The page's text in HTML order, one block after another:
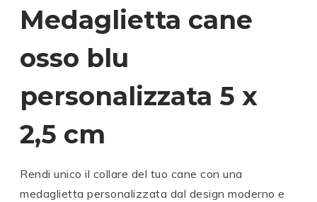
Medaglietta cane
osso blu
personalizzata 5 x
2,5 cm
Rendi unico il collare del tuo cane con una
medaglietta personalizzata dal design moderno e